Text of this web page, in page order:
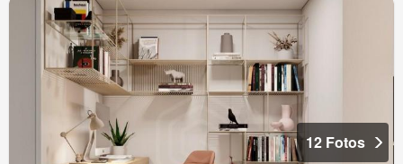
12 Fotos